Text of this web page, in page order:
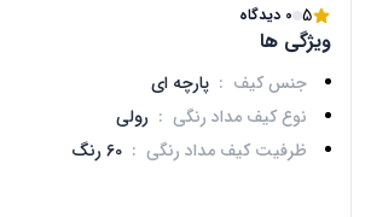
5 0 دیدگاه
ویژگی ها
جنس کیف : پارچه ای
نوع کیف مداد رنگی : رولی
ظرفیت کیف مداد رنگی : 60 رنگ